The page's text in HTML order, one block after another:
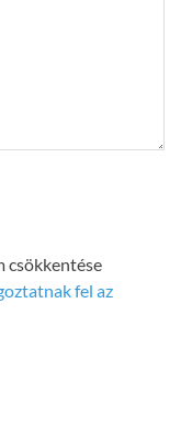
csökkentése
fel az